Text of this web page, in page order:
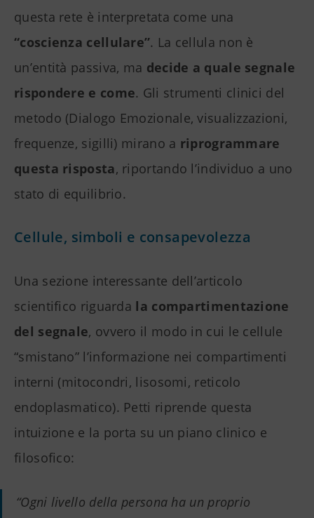
questa rete è interpretata come una
“coscienza cellulare”. La cellula non è
un’entità passiva, ma decide a quale segnale
rispondere e come. Gli strumenti clinici del
metodo (Dialogo Emozionale, visualizzazioni,
frequenze, sigilli) mirano a riprogrammare
questa risposta, riportando l’individuo a uno
stato di equilibrio.
Cellule, simboli e consapevolezza
Una sezione interessante dell’articolo
scientifico riguarda la compartimentazione
del segnale, ovvero il modo in cui le cellule
“smistano” l’informazione nei compartimenti
interni (mitocondri, lisosomi, reticolo
endoplasmatico). Petti riprende questa
intuizione e la porta su un piano clinico e
filosofico:
“Ogni livello della persona ha un proprio